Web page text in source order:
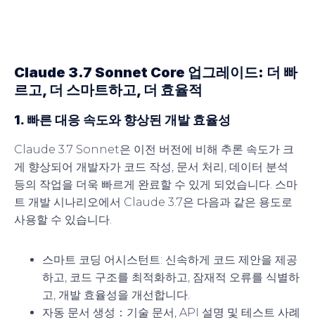
Claude 3.7 Sonnet Core 업그레이드: 더 빠
르고, 더 스마트하고, 더 효율적
1. 빠른 대응 속도와 향상된 개발 효율성
Claude 3.7 Sonnet은 이전 버전에 비해 추론 속도가 크
게 향상되어 개발자가 코드 작성, 문서 처리, 데이터 분석
등의 작업을 더욱 빠르게 완료할 수 있게 되었습니다. 스마
트 개발 시나리오에서 Claude 3.7은 다음과 같은 용도로
사용할 수 있습니다.
스마트 코딩 어시스턴트: 신속하게 코드 제안을 제공
하고, 코드 구조를 최적화하고, 잠재적 오류를 식별하
고, 개발 효율성을 개선합니다.
자동 문서 생성 ：기술 문서, API 설명 및 테스트 사례